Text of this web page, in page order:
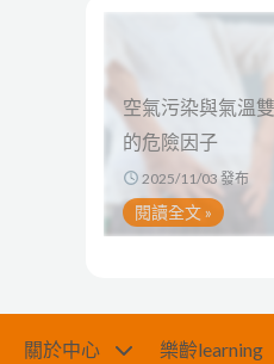
空氣污染與氣溫
的危險因子
2025/11/03 發布
閱讀全文 »
關於中心 樂齡learning